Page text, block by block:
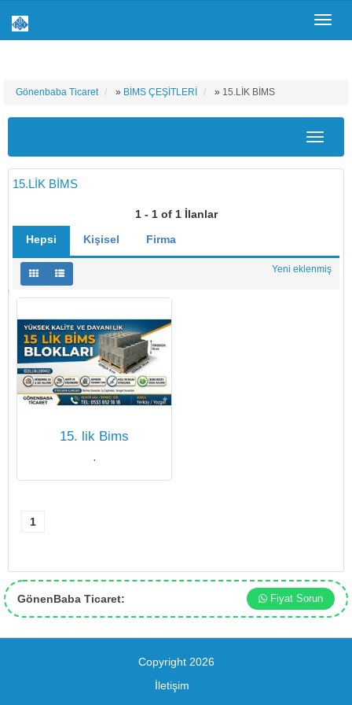
Gönenbaba Ticaret » BİMS ÇEŞİTLERİ » 15.LİK BİMS
Toggle
15.LİK BİMS
1 - 1 of 1 İlanlar
Hepsi
Kişisel Firma
Yeni eklenmiş
15. lik Bims
·
1
GönenBaba Ticaret: Fiyat Sorun
Copyright 2026
İletişim